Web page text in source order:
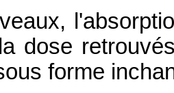
dose
forme